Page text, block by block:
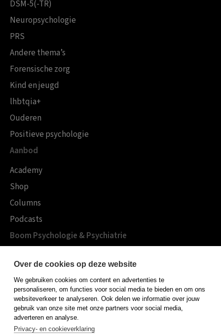
DSM-5(-TR)
Neuropsychologie
PRS
Andere thema’s
Forensische zorg
Kind en jeugd
lhbtqia+
Ouderen
Positieve psychologie
Aanbod
Academy
Shop
Columns
Podcasts
Boom Psychologie & Psychiatrie
Publiceren bij Boom
Contact
Over de cookies op deze website
We gebruiken cookies om content en advertenties te
personaliseren, om functies voor social media te bieden en om ons
websiteverkeer te analyseren. Ook delen we informatie over jouw
gebruik van onze site met onze partners voor social media,
adverteren en analyse.
Privacy- en cookieverklaring